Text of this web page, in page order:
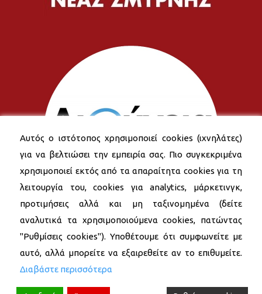
Αυτός ο ιστότοπος χρησιμοποιεί cookies (ιχνηλάτες)
για να βελτιώσει την εμπειρία σας. Πιο συγκεκριμένα
χρησιμοποιεί εκτός από τα απαραίτητα cookies για τη
λειτουργία του, cookies για analytics, μάρκετινγκ,
προτιμήσεις αλλά και μη ταξινομημένα (δείτε
αναλυτικά τα χρησιμοποιούμενα cookies, πατώντας
"Ρυθμίσεις cookies"). Υποθέτουμε ότι συμφωνείτε με
αυτό, αλλά μπορείτε να εξαιρεθείτε αν το επιθυμείτε.
Διαβάστε περισσότερα